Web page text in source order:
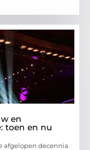
en
toen en nu
afgelopen decennia